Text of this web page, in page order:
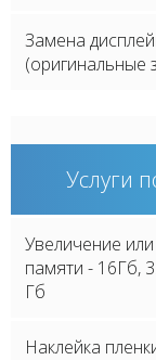
Замена
(оригинальные
Услуги
Увеличение
памяти - 16Гб,
Гб
Наклейка